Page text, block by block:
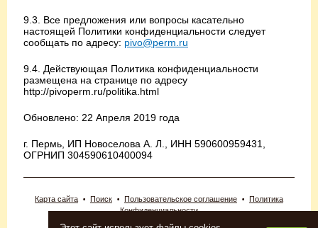
9.3. Все предложения или вопросы касательно
настоящей Политики конфиденциальности следует
сообщать по адресу: pivo@perm.ru
9.4. Действующая Политика конфиденциальности
размещена на странице по адресу
http://pivoperm.ru/politika.html
Обновлено: 22 Апреля 2019 года
г. Пермь, ИП Новоселова А. Л., ИНН 590600959431,
ОГРНИП 304590610400094
Карта сайта Поиск Пользовательское соглашение
Политика
Конфиденциальности
© 2026 «Новопермский пивовар».